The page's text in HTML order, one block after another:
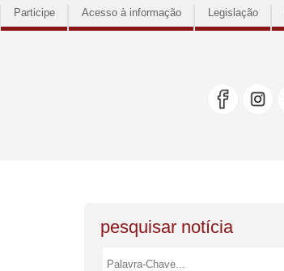
Participe Acesso à informação Legislação
pesquisar notícia